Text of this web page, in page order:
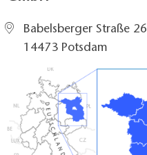
Babelsberger Straße 26
14473 Potsdam